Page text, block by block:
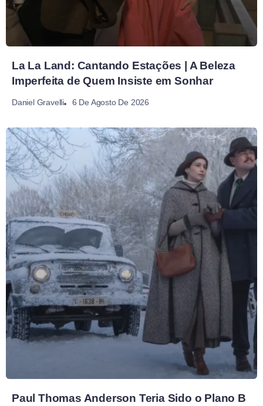
La La Land: Cantando Estações | A Beleza
Imperfeita de Quem Insiste em Sonhar
Daniel Gravelli 6 De Agosto De 2026
Paul Thomas Anderson Teria Sido o Plano B